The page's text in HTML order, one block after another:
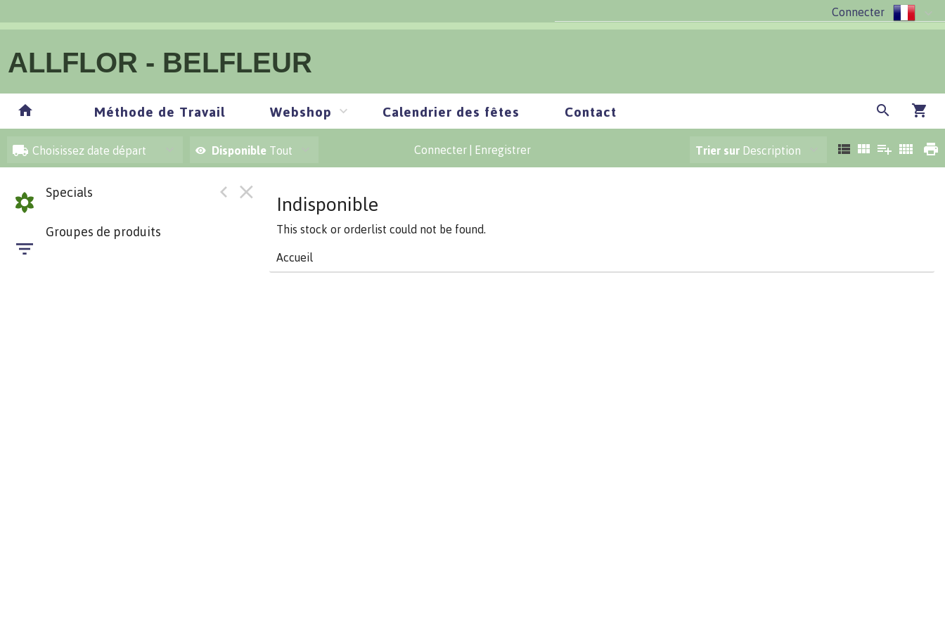
Connecter
ALLFLOR - BELFLEUR
Méthode de Travail Webshop Calendrier des fêtes Contact
Choisissez date départ Disponible Tout Connecter Enregistrer Trier sur Description
Specials
Groupes de produits
Indisponible
This stock or orderlist could not be found.
Accueil